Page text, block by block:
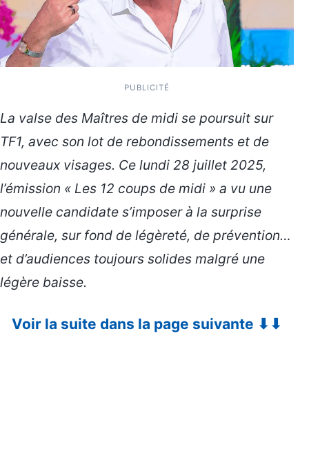
PUBLICITÉ
La valse des Maîtres de midi se poursuit sur
TF1, avec son lot de rebondissements et de
nouveaux visages. Ce lundi 28 juillet 2025,
l’émission « Les 12 coups de midi » a vu une
nouvelle candidate s’imposer à la surprise
générale, sur fond de légèreté, de prévention…
et d’audiences toujours solides malgré une
légère baisse.
Voir la suite dans la page suivante ⬇⬇